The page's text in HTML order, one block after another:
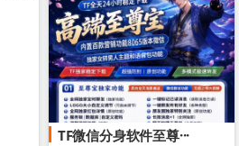
TF微信分身软件至尊···